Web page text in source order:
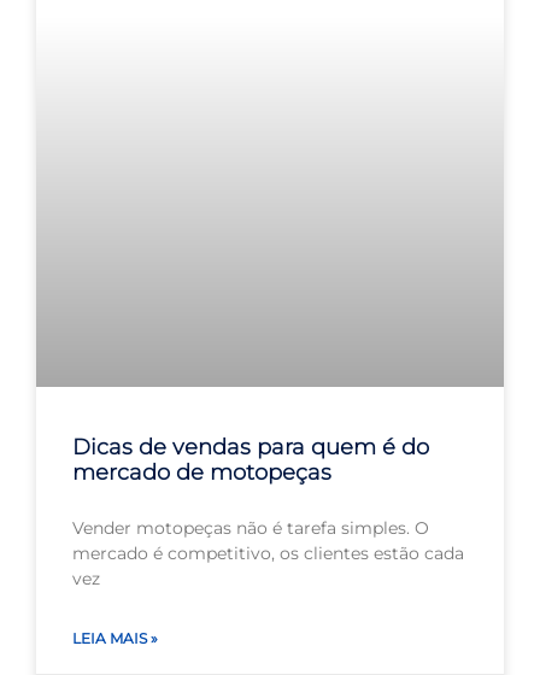
Dicas de vendas para quem é do
mercado de motopeças
Vender motopeças não é tarefa simples. O
mercado é competitivo, os clientes estão cada
vez
LEIA MAIS »